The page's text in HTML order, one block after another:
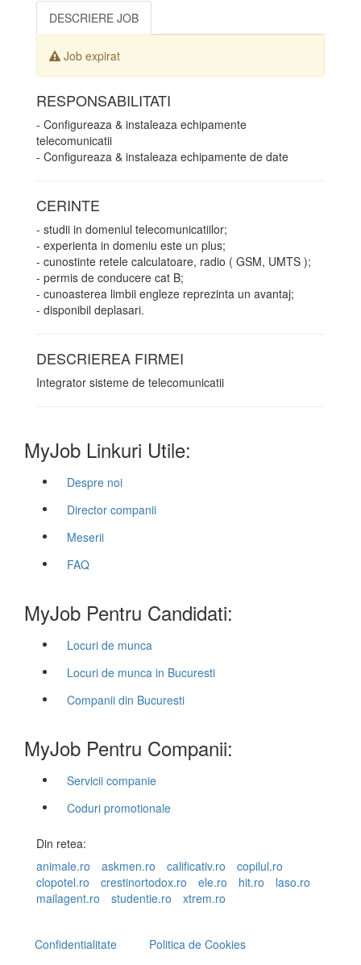
DESCRIERE JOB
Job expirat
RESPONSABILITATI
- Configureaza & instaleaza echipamente
telecomunicatii
- Configureaza & instaleaza echipamente de date
CERINTE
- studii in domeniul telecomunicatiilor;
- experienta in domeniu este un plus;
- cunostinte retele calculatoare, radio ( GSM, UMTS );
- permis de conducere cat B;
- cunoasterea limbii engleze reprezinta un avantaj;
- disponibil deplasari.
DESCRIEREA FIRMEI
Integrator sisteme de telecomunicatii
MyJob Linkuri Utile:
Despre noi
Director companii
Meserii
FAQ
MyJob Pentru Candidati:
Locuri de munca
Locuri de munca in Bucuresti
Companii din Bucuresti
MyJob Pentru Companii:
Servicii companie
Coduri promotionale
Din retea:
animale.ro
askmen.ro calificativ.ro
copilul.ro
clopotel.ro
crestinortodox.ro ele.ro hit.ro
laso.ro
mailagent.ro
studentie.ro xtrem.ro
Confidentialitate
Politica de Cookies